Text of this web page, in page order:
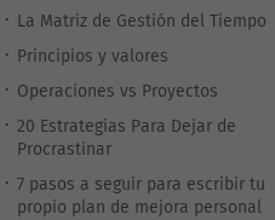
La Matriz de Gestión del Tiempo
Principios y valores
Operaciones vs Proyectos
20 Estrategias Para Dejar de
Procrastinar
7 pasos a seguir para escribir tu
propio plan de mejora personal